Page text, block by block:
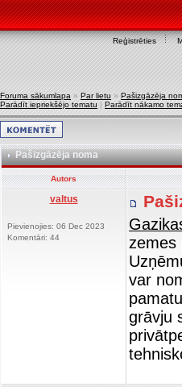
Reģistrēties
Foruma sākumlapa » Par lietu » Pašizgāzēja
Parādīt iepriekšējo tematu | Parādīt nākamo
Pašizgāzēja noma
Autors
valtus
Pievienojies: 06 Dec 2023
Komentāri: 44
zemes
var
grāvju